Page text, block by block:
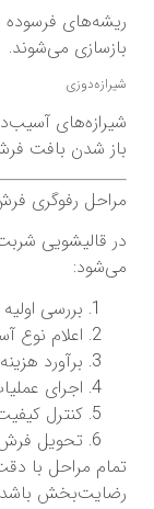
ریشه‌های فرسوده
بازسازی می‌شوند.
شیرازه‌دوزی
شیرازه‌های
باز شدن بافت
مراحل رفوگری
در قالیشویی
می‌شود:
بررسی
اعلام نوع
برآورد هزینه
اجرای
کنترل
تحویل
تمام مراحل با
رضایت‌بخش